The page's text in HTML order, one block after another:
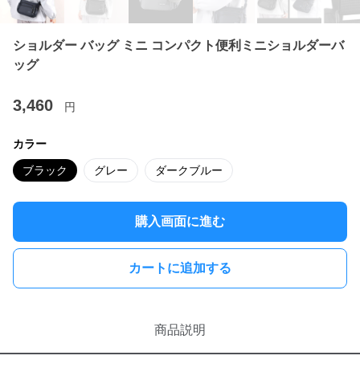
ショルダー バッグ ミニ コンパクト便利ミニショルダーバ
ッグ
3,460 円
カラー
ブラック グレー ダークブルー
購入画面に進む
カートに追加する
商品説明